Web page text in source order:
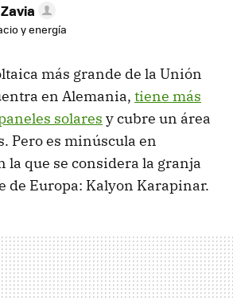
y energía
más grande de la Unión
en Alemania, tiene más
solares y cubre un área
Pero es minúscula en
la que se considera la granja
de Europa: Kalyon Karapinar.